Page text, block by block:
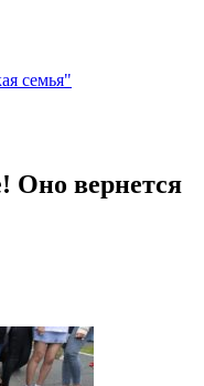
семья"
Оно вернется